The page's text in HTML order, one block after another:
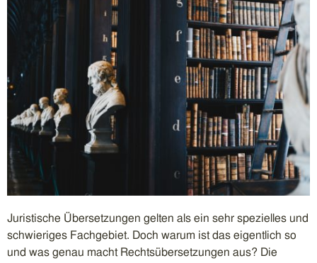
Juristische Übersetzungen gelten als ein sehr spezielles und
schwieriges Fachgebiet. Doch warum ist das eigentlich so
und was genau macht Rechtsübersetzungen aus? Die